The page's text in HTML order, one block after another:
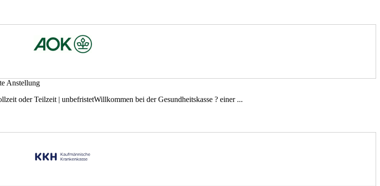
Anstellung
oder Teilzeit | unbefristetWillkommen bei der Gesundheitskasse ? einer ...